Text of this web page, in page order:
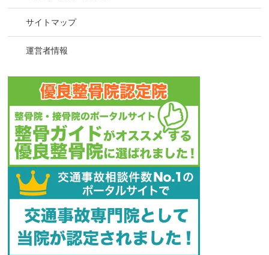
サイトマップ
運営者情報